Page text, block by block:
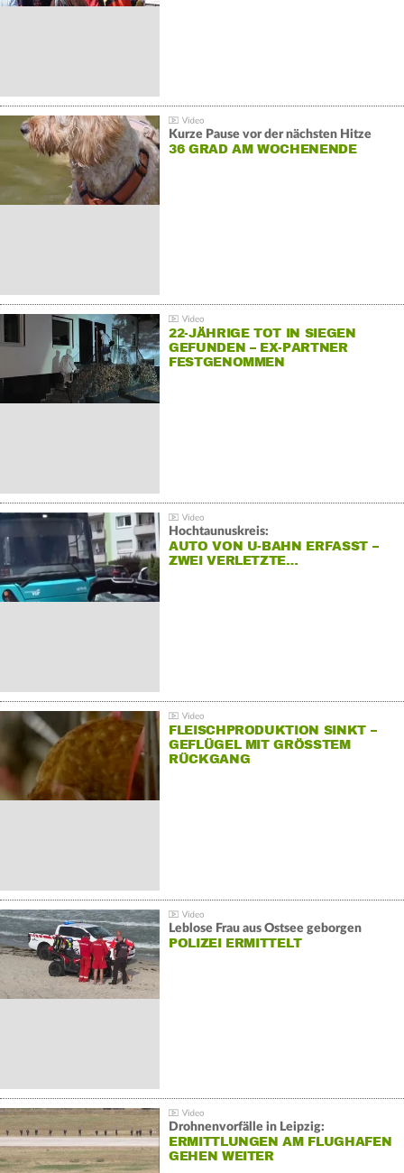
Kurze Pause vor der nächsten Hitze
36 GRAD AM WOCHENENDE
22-JÄHRIGE TOT IN SIEGEN
GEFUNDEN – EX-PARTNER
FESTGENOMMEN
Hochtaunuskreis:
AUTO VON U-BAHN ERFASST –
ZWEI VERLETZTE…
FLEISCHPRODUKTION SINKT –
GEFLÜGEL MIT GRÖSSTEM R
ÜCKGANG
Leblose Frau aus Ostsee geborgen
POLIZEI ERMITTELT
Drohnenvorfälle in Leipzig:
ERMITTLUNGEN AM FLUGHAFEN
GEHEN WEITER